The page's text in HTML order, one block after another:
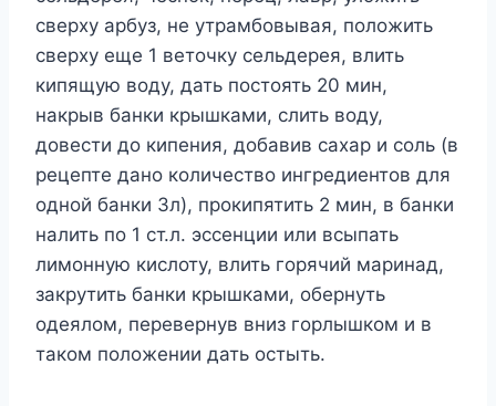
сверху арбуз, не утрамбовывая, положить
сверху еще 1 веточку сельдерея, влить
кипящую воду, дать постоять 20 мин,
накрыв банки крышками, слить воду,
довести до кипения, добавив сахар и соль (в
рецепте дано количество ингредиентов для
одной банки 3л), прокипятить 2 мин, в банки
налить по 1 ст.л. эссенции или всыпать
лимонную кислоту, влить горячий маринад,
закрутить банки крышками, обернуть
одеялом, перевернув вниз горлышком и в
таком положении дать остыть.